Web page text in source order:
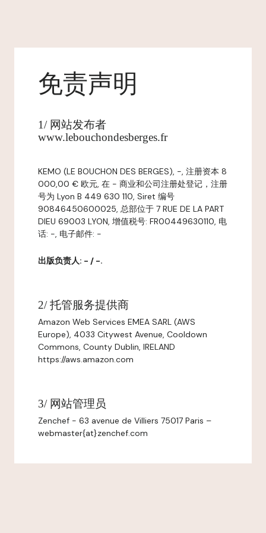
免责声明
1/ 网站发布者
www.lebouchondesberges.fr
KEMO (LE BOUCHON DES BERGES), -, 注册资本 8
000,00 € 欧元, 在 - 商业和公司注册处登记，注册
号为 Lyon B 449 630 110, Siret 编号
90846450600025, 总部位于 7 RUE DE LA PART
DIEU 69003 LYON, 增值税号: FR00449630110, 电
话: -, 电子邮件: -
出版负责人: - / -.
2/ 托管服务提供商
Amazon Web Services EMEA SARL (AWS
Europe), 4033 Citywest Avenue, Cooldown
Commons, County Dublin, IRELAND
https://aws.amazon.com
3/ 网站管理员
Zenchef - 63 avenue de Villiers 75017 Paris –
webmaster{at}zenchef.com